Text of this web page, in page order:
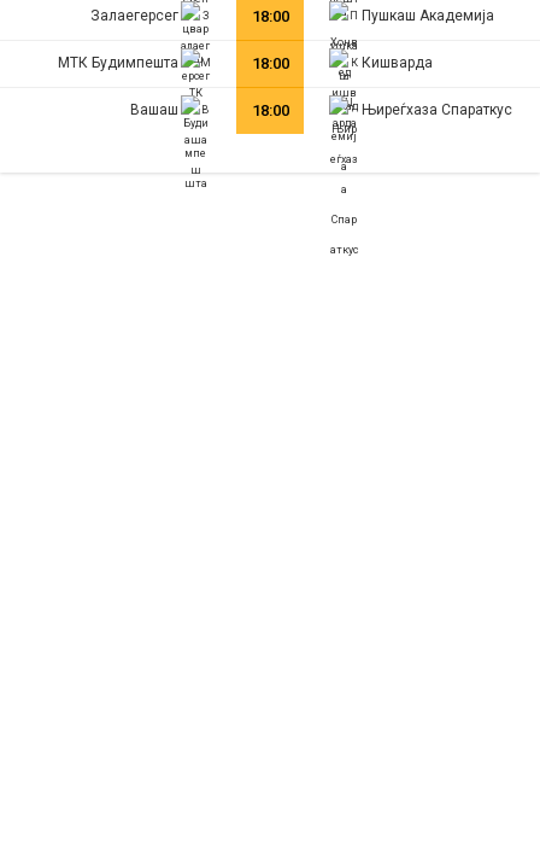
Залаегерсег 18:00 Пушкаш Академија
МТК Будимпешта 18:00 Кишварда
Вашаш 18:00 Њиреѓхаза Спараткус